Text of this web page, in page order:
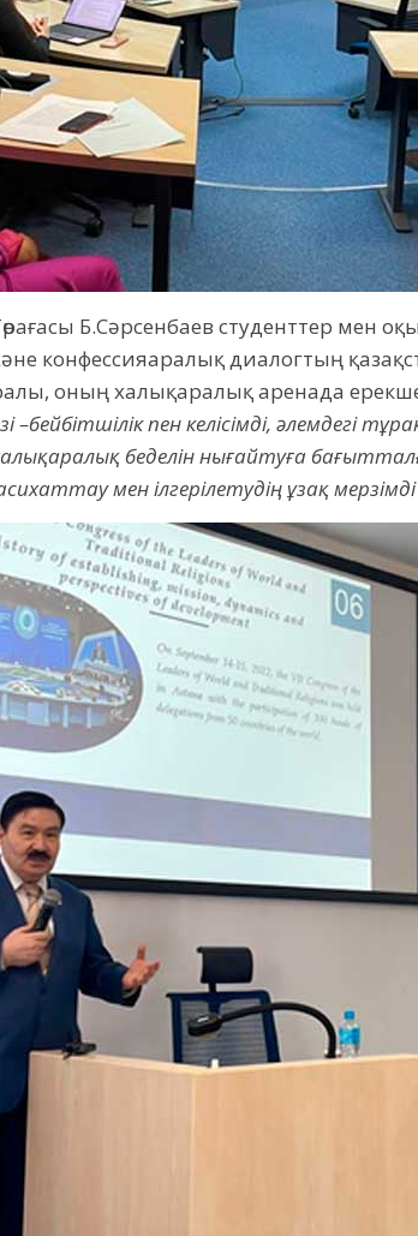
Б.Сәрсенбаев студенттер мен
конфессияаралық диалогтың
оның халықаралық аренада ерекше
пен келісімді, әлемдегі
беделін нығайтуға
мен ілгерілетудің ұзақ